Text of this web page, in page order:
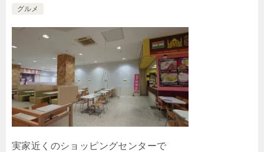
グルメ
実家近くのショッピングセンターで